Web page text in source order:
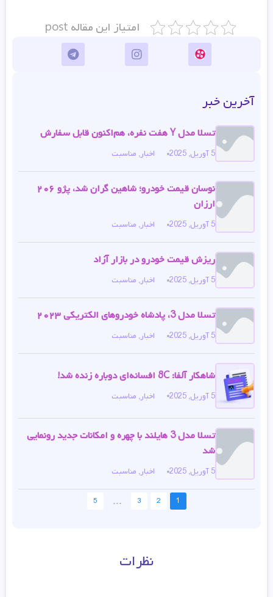
امتیاز این مقاله post
آخرین خبر
تسلا مدل Y هفت نفره، هم‌اکنون قابل سفارش
5 آوریل, 2025 اخبار, مناسبت
نوسان قیمت خودرو؛ شاهین گران شد، پژو ۲۰۶
ارزان
5 آوریل, 2025 اخبار, مناسبت
ریزش قیمت خودرو در بازار آزاد
5 آوریل, 2025 اخبار, مناسبت
تسلا مدل 3، پادشاه خودروهای الکتریکی ۲۰۲۳
5 آوریل, 2025 اخبار, مناسبت
شاهکار آلفا: 8C افسانه‌ای دوباره زنده شد!
5 آوریل, 2025 اخبار, مناسبت
تسلا مدل 3 هایلند با چهره و امکانات جدید رونمایی
شد
5 آوریل, 2025 اخبار, مناسبت
1
2
3
...
5
نظرات